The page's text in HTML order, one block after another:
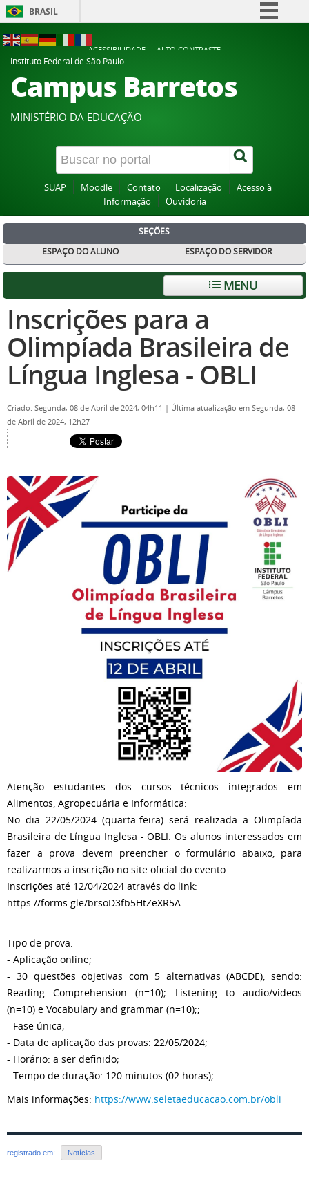
BRASIL
Participe
Acesso à informação
Canais
ACESSIBILIDADE
ALTO CONTRASTE
Instituto Federal de São Paulo
Campus Barretos
MINISTÉRIO DA EDUCAÇÃO
SUAP Moodle Contato Localização
Acesso à
Informação
Ouvidoria
SEÇÕES
ESPAÇO DO ALUNO
ESPAÇO DO SERVIDOR
MENU
Inscrições para a
Olimpíada Brasileira de
Língua Inglesa - OBLI
Criado: Segunda, 08 de Abril de 2024, 04h11 | Última atualização em Segunda, 08
de Abril de 2024, 12h27
Atenção estudantes dos cursos técnicos integrados em
Alimentos, Agropecuária e Informática:
No dia 22/05/2024 (quarta-feira) será realizada a Olimpíada
Brasileira de Língua Inglesa - OBLI. Os alunos interessados em
fazer a prova devem preencher o formulário abaixo, para
realizarmos a inscrição no site oficial do evento.
Inscrições até 12/04/2024 através do link:
https://forms.gle/brsoD3fb5HtZeXR5A
Tipo de prova:
- Aplicação online;
- 30 questões objetivas com 5 alternativas (ABCDE), sendo:
Reading Comprehension (n=10); Listening to audio/videos
(n=10) e Vocabulary and grammar (n=10);;
- Fase única;
- Data de aplicação das provas: 22/05/2024;
- Horário: a ser definido;
- Tempo de duração: 120 minutos (02 horas);
Mais informações: https://www.seletaeducacao.com.br/obli
registrado em: Notícias